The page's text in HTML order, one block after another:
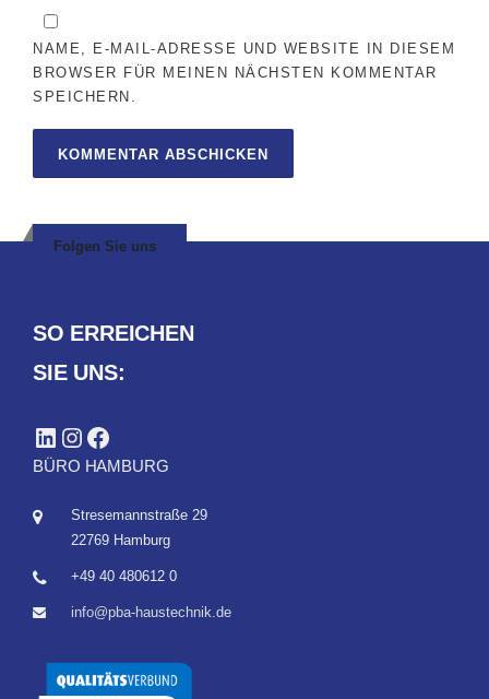
NAME, E-MAIL-ADRESSE UND WEBSITE IN DIESEM
BROWSER FÜR MEINEN NÄCHSTEN KOMMENTAR
SPEICHERN.
Folgen Sie uns
SO ERREICHEN
SIE UNS:
LinkedIn Instagram Facebook
BÜRO HAMBURG
Stresemannstraße 29
22769 Hamburg
+49 40 480612 0
info@pba-haustechnik.de